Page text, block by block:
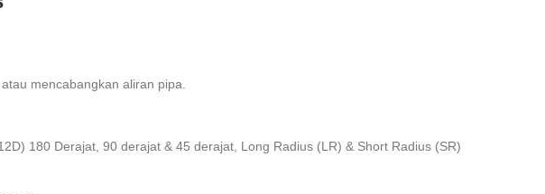
mencabangkan aliran pipa.
180 Derajat, 90 derajat & 45 derajat, Long Radius (LR) & Short Radius (SR)